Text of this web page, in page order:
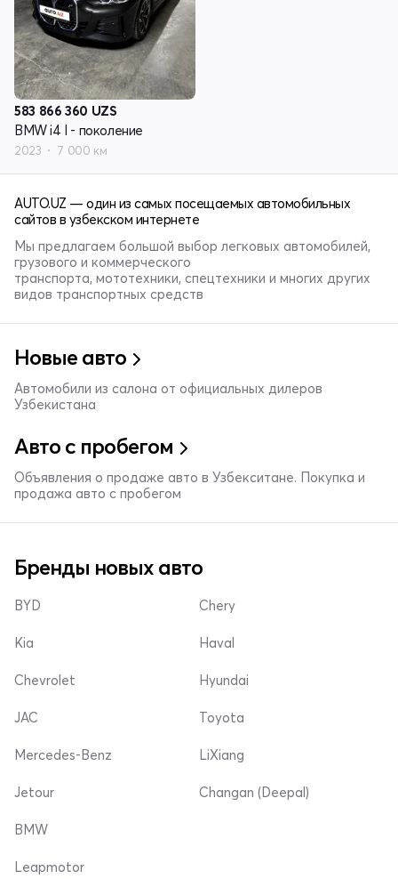
583 866 360 UZS
BMW i4 I - поколение
2023 7 000 км
AUTO.UZ — один из самых посещаемых автомобильных
сайтов в узбекском интернете
Мы предлагаем большой выбор легковых автомобилей,
грузового и коммерческого
транспорта, мототехники, спецтехники и многих других
видов транспортных средств
Новые авто
Автомобили из салона от официальных дилеров
Узбекистана
Авто с пробегом
Объявления о продаже авто в Узбекситане. Покупка и
продажа авто с пробегом
Бренды новых авто
BYD
Kia
Chevrolet
Chery
Haval
Hyundai
JAC
Mercedes-Benz
Jetour
Toyota
LiXiang
Changan (Deepal)
BMW
Leapmotor